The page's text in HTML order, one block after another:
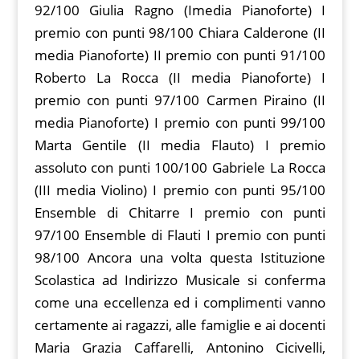
92/100 Giulia Ragno (Imedia Pianoforte) I
premio con punti 98/100 Chiara Calderone (II
media Pianoforte) II premio con punti 91/100
Roberto La Rocca (II media Pianoforte) I
premio con punti 97/100 Carmen Piraino (II
media Pianoforte) I premio con punti 99/100
Marta Gentile (II media Flauto) I premio
assoluto con punti 100/100 Gabriele La Rocca
(III media Violino) I premio con punti 95/100
Ensemble di Chitarre I premio con punti
97/100 Ensemble di Flauti I premio con punti
98/100 Ancora una volta questa Istituzione
Scolastica ad Indirizzo Musicale si conferma
come una eccellenza ed i complimenti vanno
certamente ai ragazzi, alle famiglie e ai docenti
Maria Grazia Caffarelli, Antonino Cicivelli,